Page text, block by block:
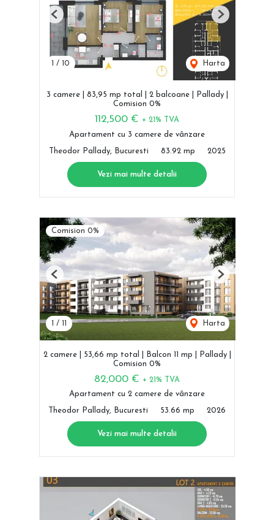
1 / 10 Harta
Previous Next
3 camere | 83,95 mp total | 2 balcoane | Pallady |
Comision 0%
112,500 € + 21% TVA
Apartament cu 3 camere de vânzare
Theodor Pallady, Bucuresti 83.92 mp 2025
Vezi mai multe detalii
Comision 0%
1 / 11 Harta
Previous Next
2 camere | 53,66 mp total | Balcon 11 mp | Pallady |
Comision 0%
82,000 € + 21% TVA
Apartament cu 2 camere de vânzare
Theodor Pallady, Bucuresti 53.66 mp 2026
Vezi mai multe detalii